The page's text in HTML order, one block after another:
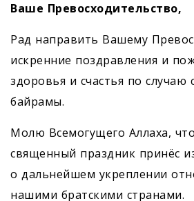
Ваше Превосходительство,
Рад направить Вашему
искренние поздравления и
здоровья и счастья по случаю
байрамы.
Молю Всемогущего Аллаха,
священный праздник принёс
о дальнейшем укреплении
нашими братскими странами.